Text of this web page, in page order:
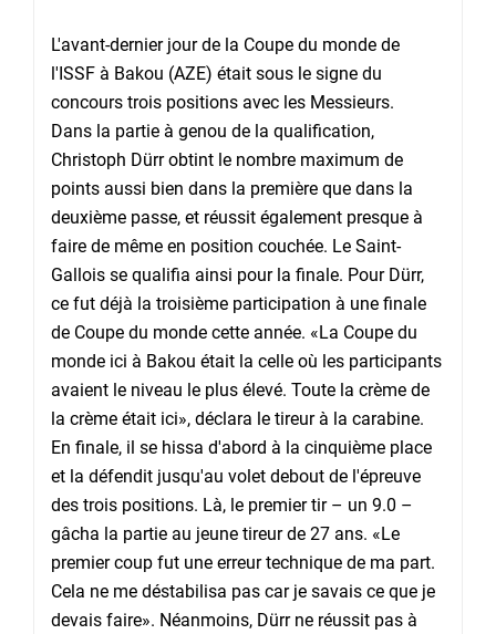
L'avant-dernier jour de la Coupe du monde de
l'ISSF à Bakou (AZE) était sous le signe du
concours trois positions avec les Messieurs.
Dans la partie à genou de la qualification,
Christoph Dürr obtint le nombre maximum de
points aussi bien dans la première que dans la
deuxième passe, et réussit également presque à
faire de même en position couchée. Le Saint-
Gallois se qualifia ainsi pour la finale. Pour Dürr,
ce fut déjà la troisième participation à une finale
de Coupe du monde cette année. «La Coupe du
monde ici à Bakou était la celle où les participants
avaient le niveau le plus élevé. Toute la crème de
la crème était ici», déclara le tireur à la carabine.
En finale, il se hissa d'abord à la cinquième place
et la défendit jusqu'au volet debout de l'épreuve
des trois positions. Là, le premier tir – un 9.0 –
gâcha la partie au jeune tireur de 27 ans. «Le
premier coup fut une erreur technique de ma part.
Cela ne me déstabilisa pas car je savais ce que je
devais faire». Néanmoins, Dürr ne réussit pas à